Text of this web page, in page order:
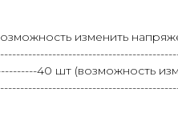
изменить
40 шт (возможность